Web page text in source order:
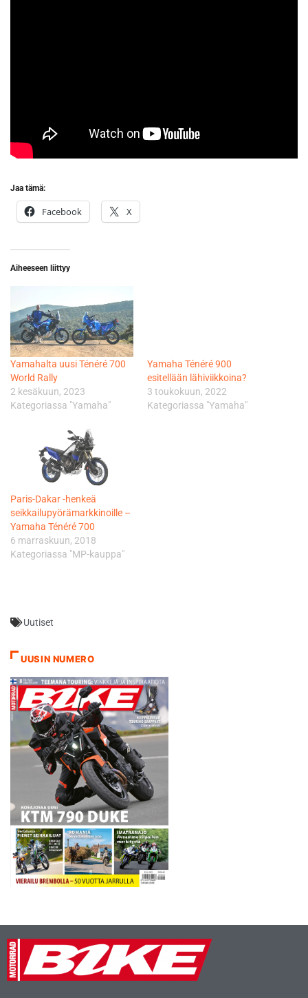
Jaa tämä:
Facebook X
Aiheeseen liittyy
Yamahalta uusi Ténéré 700
World Rally
2 kesäkuun, 2023
Kategoriassa "Yamaha"
Yamaha Ténéré 900
esitellään lähiviikkoina?
3 toukokuun, 2022
Kategoriassa "Yamaha"
Paris-Dakar -henkeä
seikkailupyörämarkkinoille –
Yamaha Ténéré 700
6 marraskuun, 2018
Kategoriassa "MP-kauppa"
Uutiset
UUSIN NUMERO